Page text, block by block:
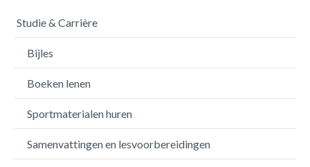
Studie & Carrière
Bijles
Boeken lenen
Sportmaterialen huren
Samenvattingen en lesvoorbereidingen